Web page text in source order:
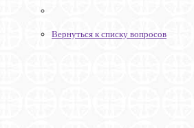
Вернуться к списку вопросов